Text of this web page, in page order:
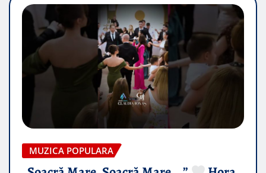
MUZICA POPULARA